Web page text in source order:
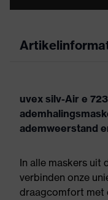
uvex silv-Air e
ademweerstand
In alle maskers uit
verbinden onze
draagcomfort met